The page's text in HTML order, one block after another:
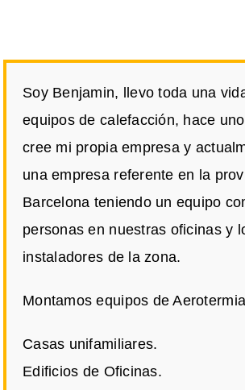
Soy Benjamin, llevo toda una
equipos de calefacción, hace
cree mi propia empresa y
una empresa referente en la
Barcelona teniendo un equipo
personas en nuestras oficinas y
instaladores de la zona.
Montamos equipos de
Casas unifamiliares.
Edificios de Oficinas.